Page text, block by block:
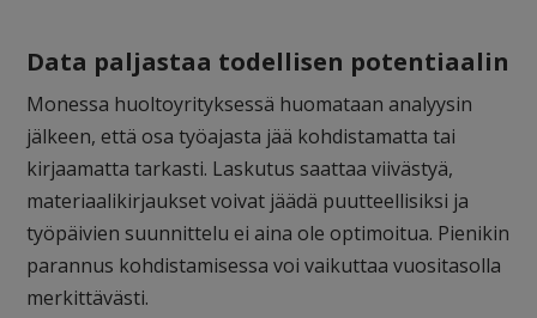
Data paljastaa todellisen potentiaalin
Monessa huoltoyrityksessä huomataan analyysin
jälkeen, että osa työajasta jää kohdistamatta tai
kirjaamatta tarkasti. Laskutus saattaa viivästyä,
materiaalikirjaukset voivat jäädä puutteellisiksi ja
työpäivien suunnittelu ei aina ole optimoitua. Pienikin
parannus kohdistamisessa voi vaikuttaa vuositasolla
merkittävästi.